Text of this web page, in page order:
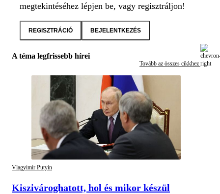
megtekintéséhez lépjen be, vagy regisztráljon!
REGISZTRÁCIÓ BEJELENTKEZÉS
A téma legfrissebb hírei
Tovább az összes cikkhez
Vlagyimir Putyin
Kiszivároghatott, hol és mikor készül